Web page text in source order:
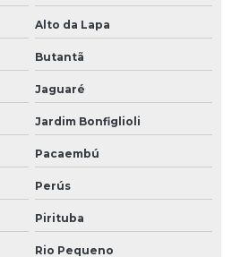
Alto da Lapa
Butantã
Jaguaré
Jardim Bonfiglioli
Pacaembú
Perús
Pirituba
Rio Pequeno